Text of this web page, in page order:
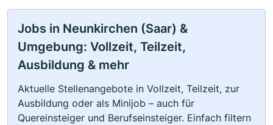
Jobs in Neunkirchen (Saar) &
Umgebung: Vollzeit, Teilzeit,
Ausbildung & mehr
Aktuelle Stellenangebote in Vollzeit, Teilzeit, zur
Ausbildung oder als Minijob – auch für
Quereinsteiger und Berufseinsteiger. Einfach filtern